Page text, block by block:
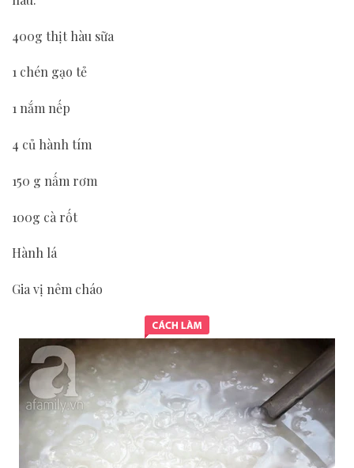
400g thịt hàu sữa
1 chén gạo tẻ
1 nắm nếp
4 củ hành tím
150 g nấm rơm
100g cà rốt
Hành lá
Gia vị nêm cháo